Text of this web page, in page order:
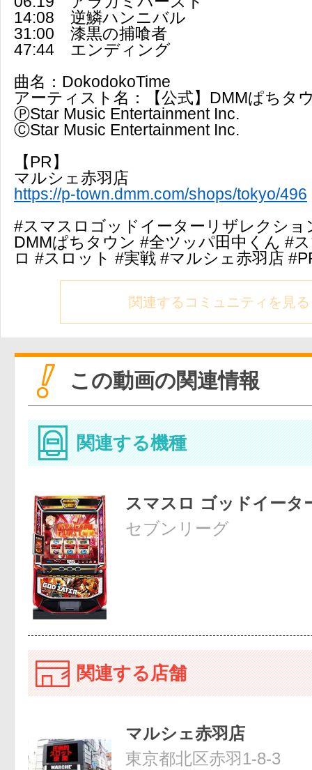
14:08 逆鱗ハンニバル
31:00 漆黒の捕喰者
47:44 エンディング
曲名：DokodokoTime
アーティスト名：【公式】DMMぱちタ
ⓅStar Music Entertainment Inc.
ⒸStar Music Entertainment Inc.
【PR】
マルシェ赤羽店
https://p-town.dmm.com/shops/tokyo/496
#スマスロゴッドイーターリザレクショ
DMMぱちタウン #全ツッパ田中くん #
ロ #スロット #実戦 #マルシェ赤羽店
関連するコミュニティを見る
この動画の関連情報
関連する機種
スマスロ ゴッドイー
セブンリーグ
関連する店舗
マルシェ赤羽店
東京都北区赤羽1-8-3